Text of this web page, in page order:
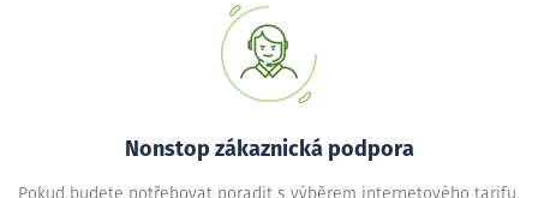
Nonstop zákaznická podpora
Pokud budete potřebovat poradit s výběrem internetového tarifu,